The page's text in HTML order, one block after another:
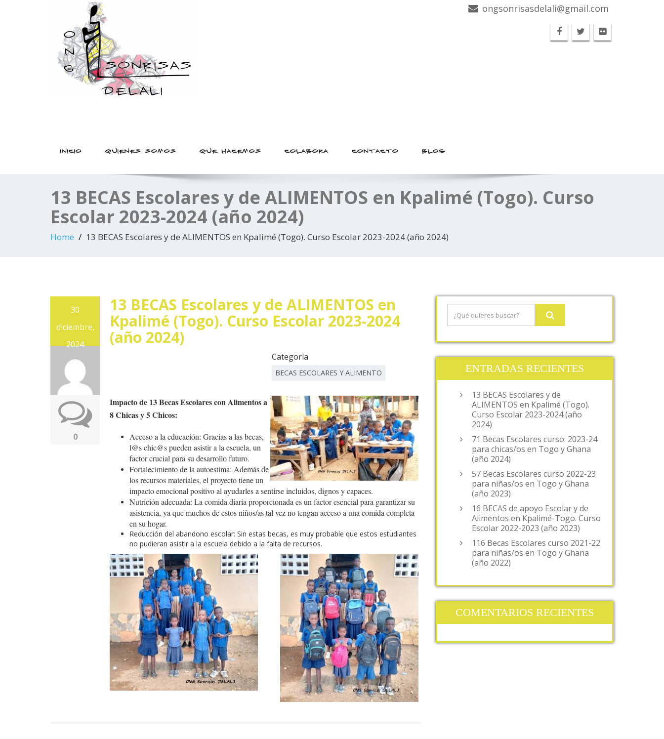
ongsonrisasdelali@gmail.com
INICIO QUIENES SOMOS QUE HACEMOS COLABORA CONTACTO BLOG
13 BECAS Escolares y de ALIMENTOS en Kpalimé (Togo). Curso
Escolar 2023-2024 (año 2024)
Home 13 BECAS Escolares y de ALIMENTOS en Kpalimé (Togo). Curso Escolar 2023-2024 (año 2024)
30
diciembre,
2024
0
13 BECAS Escolares y de ALIMENTOS en
Kpalimé (Togo). Curso Escolar 2023-2024
(año 2024)
Categoría
BECAS ESCOLARES Y ALIMENTO
Impacto de 13 Becas Escolares con Alimentos a
8 Chicas y 5 Chicos:
Acceso a la educación: Gracias a las becas,
l@s chic@s pueden asistir a la escuela, un
factor crucial para su desarrollo futuro.
Fortalecimiento de la autoestima: Además de
los recursos materiales, el proyecto tiene un
impacto emocional positivo al ayudarles a sentirse incluidos, dignos y capaces.
Nutrición adecuada: La comida diaria proporcionada es un factor esencial para garantizar su
asistencia, ya que muchos de estos niños/as tal vez no tengan acceso a una comida completa
en su hogar.
Reducción del abandono escolar: Sin estas becas, es muy probable que estos estudiantes
no pudieran asistir a la escuela debido a la falta de recursos.
ENTRADAS RECIENTES
13 BECAS Escolares y de
ALIMENTOS en Kpalimé (Togo).
Curso Escolar 2023-2024 (año
2024)
71 Becas Escolares curso: 2023-24
para chicas/os en Togo y Ghana
(año 2024)
57 Becas Escolares curso 2022-23
para niñas/os en Togo y Ghana
(año 2023)
16 BECAS de apoyo Escolar y de
Alimentos en Kpalimé-Togo. Curso
Escolar 2022-2023 (año 2023)
116 Becas Escolares curso 2021-22
para niñas/os en Togo y Ghana
(año 2022)
COMENTARIOS RECIENTES